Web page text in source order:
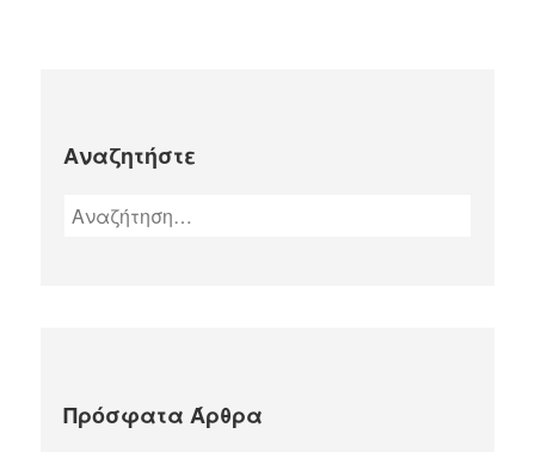
Αναζητήστε
Πρόσφατα Άρθρα